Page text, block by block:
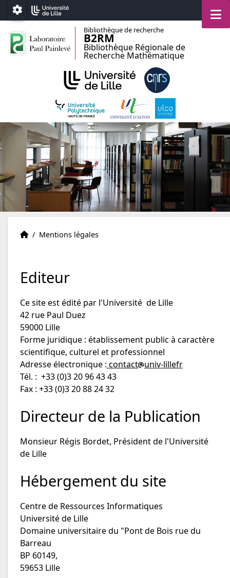
Accéder au menu principal
Accéder au contenu
Paramétrage
Bibliothèque de recherche
B2RM
Bibliothèque Régionale de
Recherche Mathématique
Accueil
Accueil
/ Mentions légales
Editeur
Ce site est édité par l'Université de Lille
42 rue Paul Duez
59000 Lille
Forme juridique : établissement public à caractère
scientifique, culturel et professionnel
Adresse électronique : contact univ-lillefr
Tél. : +33 (0)3 20 96 43 43
Fax : +33 (0)3 20 88 24 32
Directeur de la Publication
Monsieur Régis Bordet, Président de l'Université
de Lille
Hébergement du site
Centre de Ressources Informatiques
Université de Lille
Domaine universitaire du "Pont de Bois rue du
Barreau
BP 60149,
59653 Lille